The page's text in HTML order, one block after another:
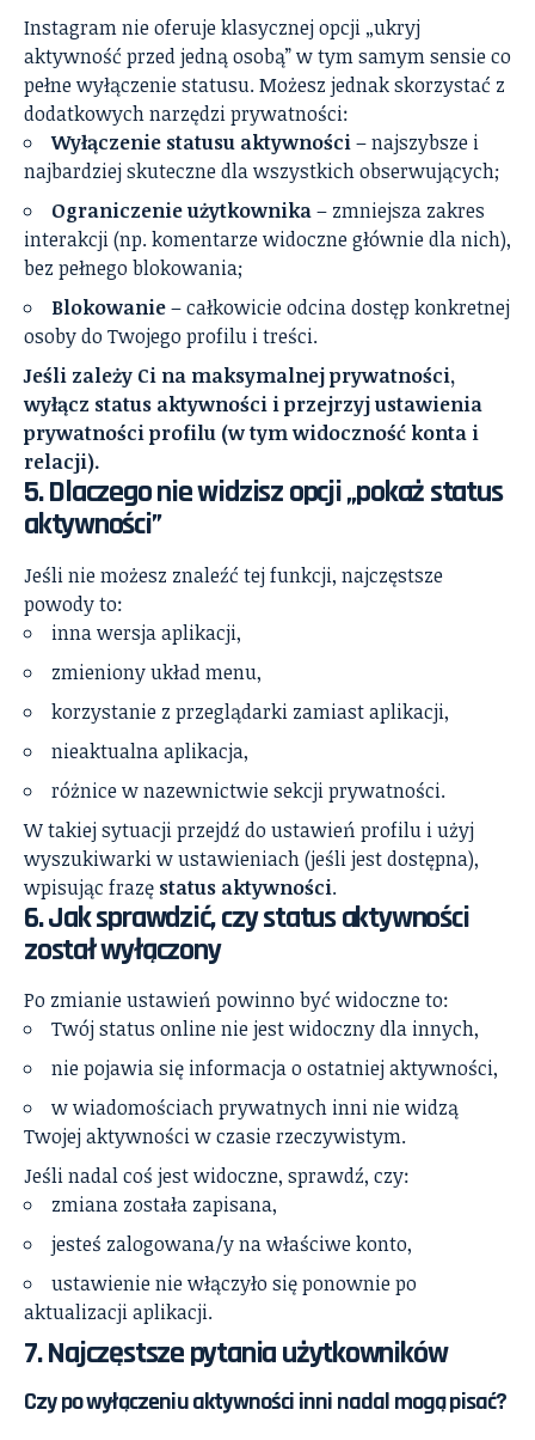
Instagram nie oferuje klasycznej opcji „ukryj
aktywność przed jedną osobą” w tym samym sensie co
pełne wyłączenie statusu. Możesz jednak skorzystać z
dodatkowych narzędzi prywatności:
Wyłączenie statusu aktywności– najszybsze i
najbardziej skuteczne dla wszystkich obserwujących;
Ograniczenie użytkownika– zmniejsza zakres
interakcji (np. komentarze widoczne głównie dla nich),
bez pełnego blokowania;
Blokowanie– całkowicie odcina dostęp konkretnej
osoby do Twojego profilu i treści.
Jeśli zależy Ci na maksymalnej prywatności,
wyłącz status aktywności i przejrzyj ustawienia
prywatności profilu (w tym widoczność konta i
relacji).
5. Dlaczego nie widzisz opcji „pokaż status
aktywności”
Jeśli nie możesz znaleźć tej funkcji, najczęstsze
powody to:
inna wersja aplikacji,
zmieniony układ menu,
korzystanie z przeglądarki zamiast aplikacji,
nieaktualna aplikacja,
różnice w nazewnictwie sekcji prywatności.
W takiej sytuacji przejdź do ustawień profilu i użyj
wyszukiwarki w ustawieniach (jeśli jest dostępna),
wpisując frazę status aktywności.
6. Jak sprawdzić, czy status aktywności
został wyłączony
Po zmianie ustawień powinno być widoczne to:
Twój status online nie jest widoczny dla innych,
nie pojawia się informacja o ostatniej aktywności,
w wiadomościach prywatnych inni nie widzą
Twojej aktywności w czasie rzeczywistym.
Jeśli nadal coś jest widoczne, sprawdź, czy:
zmiana została zapisana,
jesteś zalogowana/y na właściwe konto,
ustawienie nie włączyło się ponownie po
aktualizacji aplikacji.
7. Najczęstsze pytania użytkowników
Czy po wyłączeniu aktywności inni nadal mogą pisać?